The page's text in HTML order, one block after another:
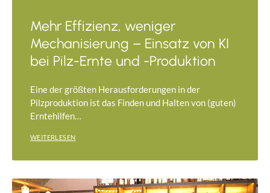
Mehr Effizienz, weniger
Mechanisierung – Einsatz von KI
bei Pilz-Ernte und -Produktion
Eine der größten Herausforderungen in der
Pilzproduktion ist das Finden und Halten von (guten)
Erntehilfen…
WEITERLESEN